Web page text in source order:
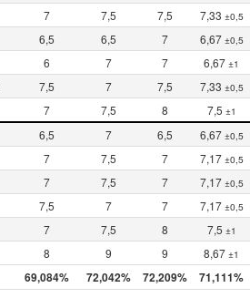
7 7,5 7,5 7,33 ±0,5
6,5 6,5 7 6,67 ±0,5
6 7 7 6,67 ±1
7,5 7 7,5 7,33 ±0,5
7 7,5 8 7,5 ±1
6,5 7 6,5 6,67 ±0,5
7 7,5 7 7,17 ±0,5
7 7,5 7 7,17 ±0,5
7,5 7 7 7,17 ±0,5
7 7,5 8 7,5 ±1
8 9 9 8,67 ±1
69,084% 72,042% 72,209% 71,111%